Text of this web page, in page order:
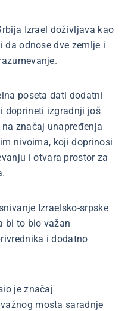
Izrael doživljava kao
odnose dve zemlje i
poseta dati dodatni
doprineti izgradnji još
značaj unapređenja
nivoima, koji doprinosi
i otvara prostor za
Izraelsko-srpske
bi to bio važan
i dodatno
je značaj
mosta saradnje